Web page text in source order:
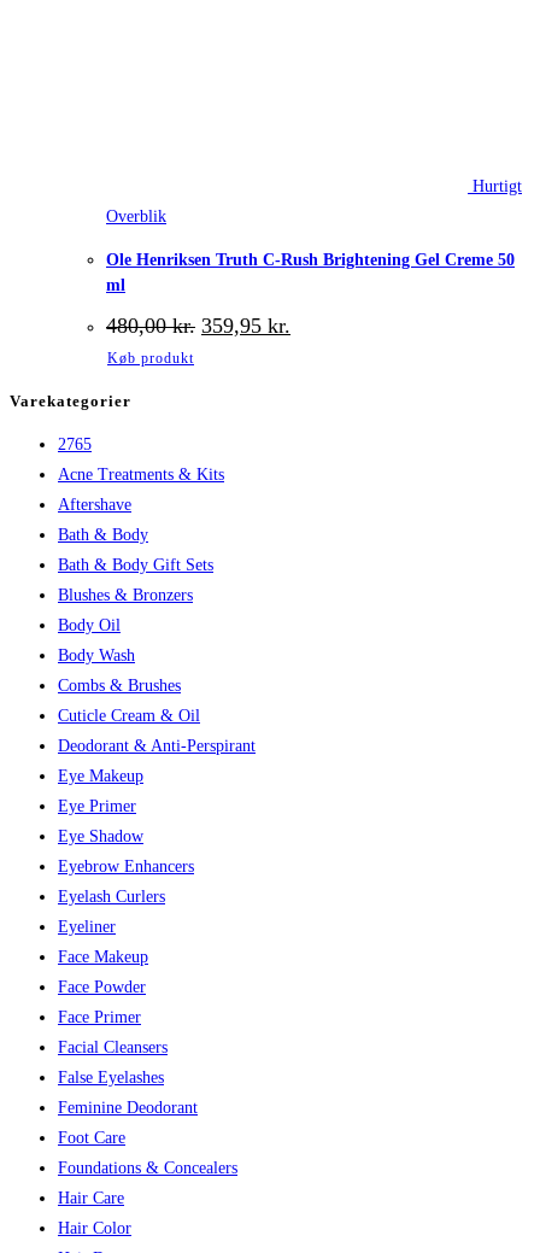
Hurtigt
Overblik
Ole Henriksen Truth C-Rush Brightening Gel Creme 50
ml
480,00kr. Den
oprindelige
359,95 kr.
aktuelle
Køb produkt
Varekategorier
2765
Acne Treatments & Kits
Aftershave
Bath & Body
Bath & Body Gift Sets
Blushes & Bronzers
Body Oil
Body Wash
Combs & Brushes
Cuticle Cream & Oil
Deodorant & Anti-Perspirant
Eye Makeup
Eye Primer
Eye Shadow
Eyebrow Enhancers
Eyelash Curlers
Eyeliner
Face Makeup
Face Powder
Face Primer
Facial Cleansers
False Eyelashes
Feminine Deodorant
Foot Care
Foundations & Concealers
Hair Care
Hair Color